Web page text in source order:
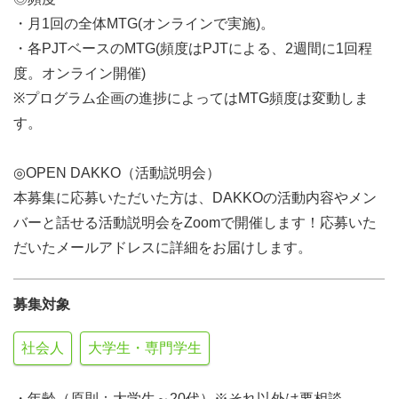
・月1回の全体MTG(オンラインで実施)。
・各PJTベースのMTG(頻度はPJTによる、2週間に1回程
度。オンライン開催)
※プログラム企画の進捗によってはMTG頻度は変動しま
す。
◎OPEN DAKKO（活動説明会）
本募集に応募いただいた方は、DAKKOの活動内容やメン
バーと話せる活動説明会をZoomで開催します！応募いた
だいたメールアドレスに詳細をお届けします。
募集対象
社会人 大学生・専門学生